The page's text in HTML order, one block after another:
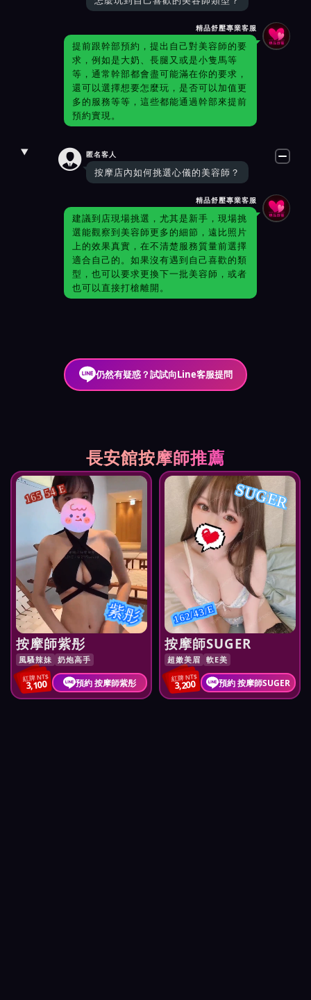
精品舒壓專業客服
提前跟幹部預約，提出自己對美容師的要
求，例如是大奶、長腿又或是小隻馬等
等，通常幹部都會盡可能滿在你的要求，
還可以選擇想要怎麼玩，是否可以加值更
多的服務等等，這些都能通過幹部來提前
預約實現。
 匿名客人
按摩店內如何挑選心儀的美容師？
精品舒壓專業客服
建議到店現場挑選，尤其是新手，現場挑
選能觀察到美容師更多的細節，遠比照片
上的效果真實，在不清楚服務質量前選擇
適合自己的。如果沒有遇到自己喜歡的類
型，也可以要求更換下一批美容師，或者
也可以直接打槍離開。
仍然有疑惑？試試向Line客服提問
長安館按摩師推薦
紫彤
165 54 E
按摩師紫彤
風騷辣妹 奶炮高手
紅牌 NT$
3,100 預約 按摩師紫彤
SUGER
162/43/E
按摩師SUGER
超嫩美眉 軟E美
紅牌 NT$
3,200 預約 按摩師SUGER